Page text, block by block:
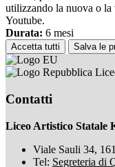
utilizzando la nuova o
Youtube.
Durata: 6 mesi
Accetta tutti Salva le
Contatti
Liceo Artistico Statale
Viale Sauli 34,
Tel: Segreteria di